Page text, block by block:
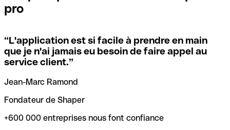
locales.
Si vous n'êtes pas sûr du code SWIFT que vous devriez
utiliser, nous avons développé un outil de recherche de
codes SWIFT par nom de banque.
vérification/recherche de codes SWIFT. Ainsi, vous pouvez
trouver et vérifier vos codes SWIFT avant de réaliser vos
transferts d’argent.
pro
“L'application est si facile à prendre en main
que je n'ai jamais eu besoin de faire appel au
service client.”
Jean-Marc Ramond
Fondateur de Shaper
+600 000 entreprises nous font confiance